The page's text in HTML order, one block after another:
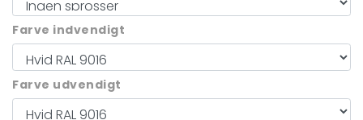
Farve indvendigt
Farve udvendigt